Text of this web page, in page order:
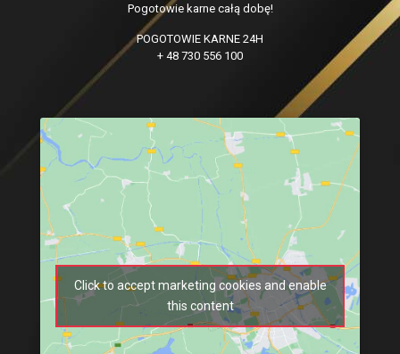
Pogotowie karne całą dobę!
POGOTOWIE KARNE 24H
+ 48 730 556 100
Click to accept marketing cookies and enable
this content